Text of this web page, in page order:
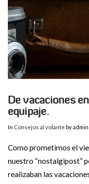
De vacaciones
equipaje.
In Consejos al volante by admin
Como prometimos el
nuestro “nostalgipost”
realizaban las